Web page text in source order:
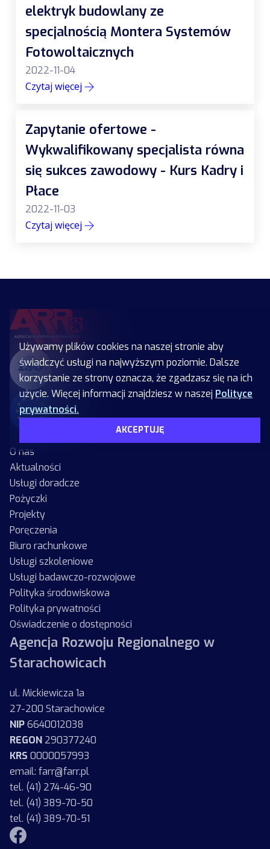
elektryk budowlany ze
specjalnością Montera Systemów
Fotowoltaicznych
2022-11-04
Czytaj więcej
Zapytanie ofertowe -
Wykwalifikowany specjalista równa
się sukces zawodowy - Kurs Kadry i
Płace
2022-11-03
Czytaj więcej
Używamy plików cookies na naszej stronie aby
świadczyć usługi na najwyższym poziomie. Dalsze
korzystanie ze strony oznacza, że zgadzasz się na ich
użycie. Więcej informacji znajdziesz w naszej Polityce
prywatności.
AKCEPTUJĘ
O nas
Aktualności
Usługi doradcze
Pożyczki
Projekty
Poręczenia
Biuro rachunkowe
Usługi szkoleniowe
Usługi badawczo-rozwojowe
Polityka środowiskowa
Polityka prywatności
Oświadczenie o dostępności
Agencja Rozwoju Regionalnego w
Starachowicach
ul. Mickiewicza 1a
27-200 Starachowice
NIP6640012038
REGON 290377240
KRS 0000057993
email: farr@farr.pl
tel. (41) 274-46-90
tel. (41) 389-70-50
tel. (41) 389-70-51